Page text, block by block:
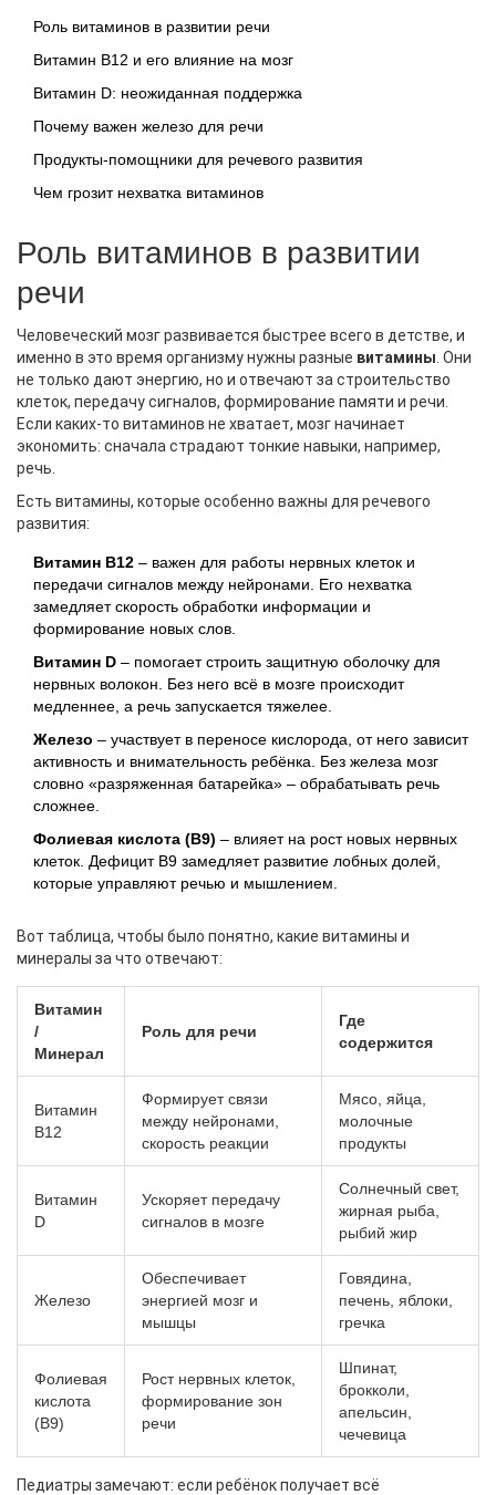
Роль витаминов в развитии речи
Витамин B12 и его влияние на мозг
Витамин D: неожиданная поддержка
Почему важен железо для речи
Продукты-помощники для речевого развития
Чем грозит нехватка витаминов
Роль витаминов в развитии
речи
Человеческий мозг развивается быстрее всего в детстве, и
именно в это время организму нужны разные витамины. Они
не только дают энергию, но и отвечают за строительство
клеток, передачу сигналов, формирование памяти и речи.
Если каких-то витаминов не хватает, мозг начинает
экономить: сначала страдают тонкие навыки, например,
речь.
Есть витамины, которые особенно важны для речевого
развития:
Витамин B12 – важен для работы нервных клеток и
передачи сигналов между нейронами. Его нехватка
замедляет скорость обработки информации и
формирование новых слов.
Витамин D – помогает строить защитную оболочку для
нервных волокон. Без него всё в мозге происходит
медленнее, а речь запускается тяжелее.
Железо – участвует в переносе кислорода, от него зависит
активность и внимательность ребёнка. Без железа мозг
словно «разряженная батарейка» – обрабатывать речь
сложнее.
Фолиевая кислота (B9) – влияет на рост новых нервных
клеток. Дефицит B9 замедляет развитие лобных долей,
которые управляют речью и мышлением.
Вот таблица, чтобы было понятно, какие витамины и
минералы за что отвечают:
Витамин
/
Минерал
Роль для речи
Где
содержится
Витамин
B12
Формирует связи
между нейронами,
скорость реакции
Мясо, яйца,
молочные
продукты
Витамин
D
Ускоряет передачу
сигналов в мозге
Солнечный свет,
жирная рыба,
рыбий жир
Железо
Обеспечивает
энергией мозг и
мышцы
Говядина,
печень, яблоки,
гречка
Фолиевая
кислота
(B9)
Рост нервных клеток,
формирование зон
речи
Шпинат,
брокколи,
апельсин,
чечевица
Педиатры замечают: если ребёнок получает всё